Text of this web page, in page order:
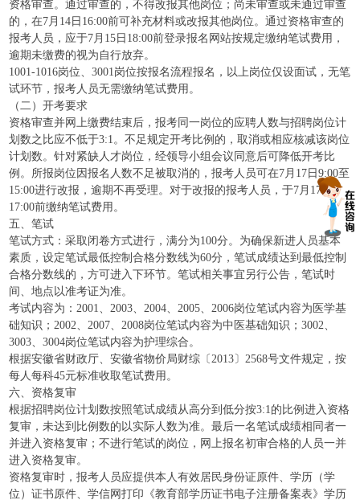
资格审查。通过审查的，不得改报其他岗位；尚未审查或未通过审查
的，在7月14日16:00前可补充材料或改报其他岗位。通过资格审查的
报考人员，应于7月15日18:00前登录报名网站按规定缴纳笔试费用，
逾期未缴费的视为自行放弃。
1001-1016岗位、3001岗位按报名流程报名，以上岗位仅设面试，无笔
试环节，报考人员无需缴纳笔试费用。
（二）开考要求
资格审查并网上缴费结束后，报考同一岗位的应聘人数与招聘岗位计
划数之比应不低于3:1。不足规定开考比例的，取消或相应核减该岗位
计划数。针对紧缺人才岗位，经领导小组会议同意后可降低开考比
例。所报岗位因报名人数不足被取消的，报考人员可在7月17日9:00至
15:00进行改报，逾期不再受理。对于改报的报考人员，于7月17日
17:00前缴纳笔试费用。
五、笔试
笔试方式：采取闭卷方式进行，满分为100分。为确保新进人员基本
素质，设定笔试最低控制合格分数线为60分，笔试成绩达到最低控制
合格分数线的，方可进入下环节。笔试相关事宜另行公告，笔试时
间、地点以准考证为准。
考试内容为：2001、2003、2004、2005、2006岗位笔试内容为医学基
础知识；2002、2007、2008岗位笔试内容为中医基础知识；3002、
3003、3004岗位笔试内容为护理综合。
根据安徽省财政厅、安徽省物价局财综〔2013〕2568号文件规定，按
每人每科45元标准收取笔试费用。
六、资格复审
根据招聘岗位计划数按照笔试成绩从高分到低分按3:1的比例进入资格
复审，未达到比例数的以实际人数为准。最后一名笔试成绩相同者一
并进入资格复审；不进行笔试的岗位，网上报名初审合格的人员一并
进入资格复审。
资格复审时，报考人员应提供本人有效居民身份证原件、学历（学
位）证书原件、学信网打印《教育部学历证书电子注册备案表》学历